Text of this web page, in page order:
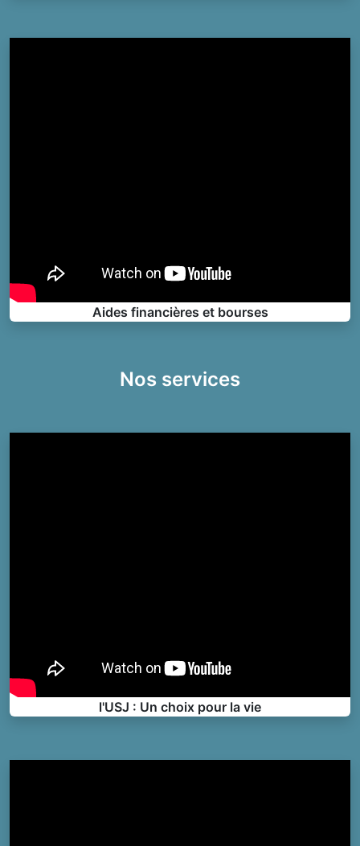
Aides financières et bourses
Nos services
l'USJ : Un choix pour la vie